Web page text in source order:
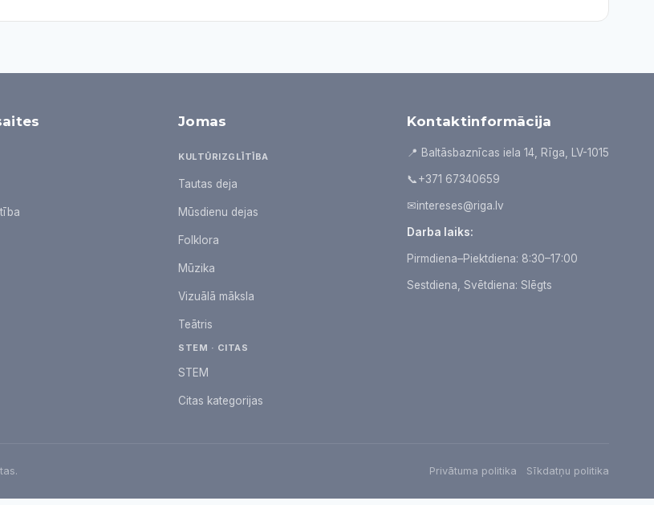
Jomas
KULTŪRIZGLĪTĪBA
Tautas deja
Mūsdienu dejas
Folklora
Mūzika
Vizuālā māksla
Teātris
STEM · CITAS
STEM
Citas kategorijas
Kontaktinformācija
📍 Baltāsbaznīcas iela 14, Rīga, LV-1015
📞+371 67340659
✉intereses@riga.lv
Darba laiks:
Pirmdiena–Piektdiena: 8:30–17:00
Sestdiena, Svētdiena: Slēgts
Privātuma politika Sīkdatņu politika